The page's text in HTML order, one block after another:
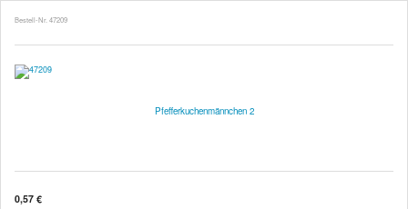
Bestell-Nr. 47209
Pfefferkuchenmännchen 2
0,57 €